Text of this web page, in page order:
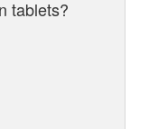
tablets?